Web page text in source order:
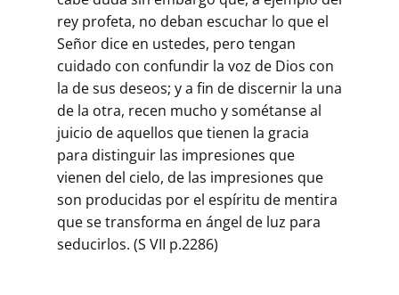
rey profeta, no deban escuchar lo que el
Señor dice en ustedes, pero tengan
cuidado con confundir la voz de Dios con
la de sus deseos; y a fin de discernir la una
de la otra, recen mucho y sométanse al
juicio de aquellos que tienen la gracia
para distinguir las impresiones que
vienen del cielo, de las impresiones que
son producidas por el espíritu de mentira
que se transforma en ángel de luz para
seducirlos. (S VII p.2286)